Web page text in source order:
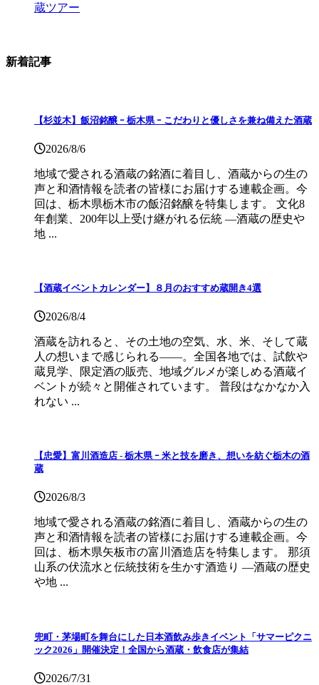
蔵ツアー
新着記事
【杉並木】飯沼銘醸 ｰ 栃木県 ｰ こだわりと優しさを兼ね備えた酒蔵
2026/8/6
地域で愛される酒蔵の銘酒に着目し、酒蔵からの生の
声と和酒情報を読者の皆様にお届けする連載企画。今
回は、栃木県栃木市の飯沼銘醸を特集します。 文化8
年創業、200年以上受け継がれる伝統 ―酒蔵の歴史や
地 ...
【酒蔵イベントカレンダー】８月のおすすめ蔵開き4選
2026/8/4
酒蔵を訪れると、その土地の空気、水、米、そして蔵
人の想いまで感じられる——。全国各地では、試飲や
蔵見学、限定酒の販売、地域グルメが楽しめる酒蔵イ
ベントが続々と開催されています。 普段はなかなか入
れない ...
【忠愛】富川酒造店 ‐ 栃木県 ｰ 米と技を磨き、想いを紡ぐ栃木の酒
蔵
2026/8/3
地域で愛される酒蔵の銘酒に着目し、酒蔵からの生の
声と和酒情報を読者の皆様にお届けする連載企画。今
回は、栃木県矢板市の富川酒造店を特集します。 那須
山系の伏流水と伝統技術を生かす酒造り ―酒蔵の歴史
や地 ...
兜町・茅場町を舞台にした日本酒飲み歩きイベント「サマーピクニ
ック2026」開催決定！全国から酒蔵・飲食店が集結
2026/7/31